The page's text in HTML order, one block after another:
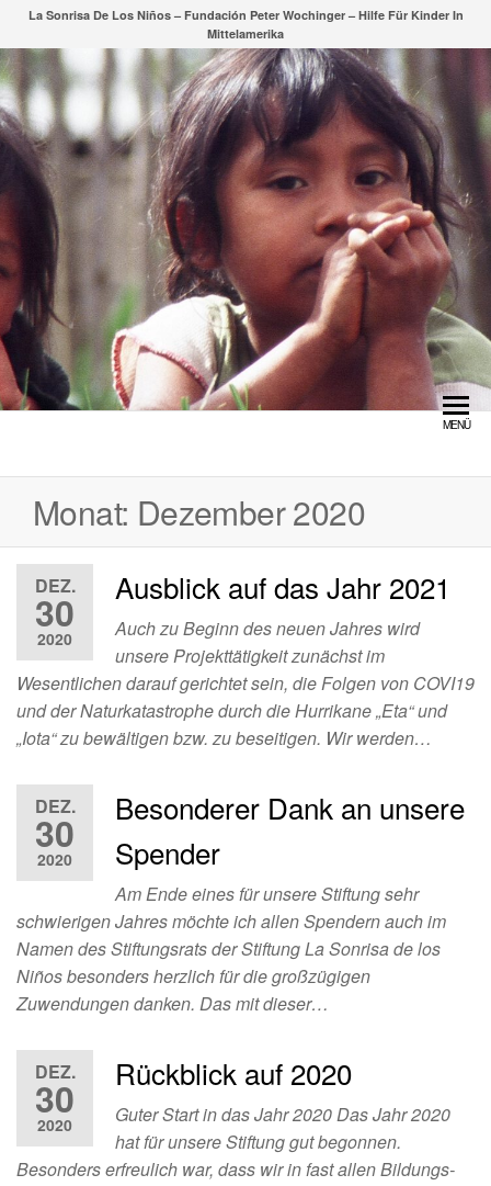
Zum
springen
La Sonrisa De Los Niños – Fundación Peter Wochinger – Hilfe Für Kinder In
Mittelamerika
MENÜ
Monat: Dezember 2020
DEZ.
30
2020
Ausblick auf das Jahr 2021
Auch zu Beginn des neuen Jahres wird
unsere Projekttätigkeit zunächst im
Wesentlichen darauf gerichtet sein, die Folgen von COVI19
und der Naturkatastrophe durch die Hurrikane „Eta“ und
„Iota“ zu bewältigen bzw. zu beseitigen. Wir werden…
DEZ.
30
2020
Besonderer Dank an unsere
Spender
Am Ende eines für unsere Stiftung sehr
schwierigen Jahres möchte ich allen Spendern auch im
Namen des Stiftungsrats der Stiftung La Sonrisa de los
Niños besonders herzlich für die großzügigen
Zuwendungen danken. Das mit dieser…
DEZ.
30
2020
Rückblick auf 2020
Guter Start in das Jahr 2020 Das Jahr 2020
hat für unsere Stiftung gut begonnen.
Besonders erfreulich war, dass wir in fast allen Bildungs-